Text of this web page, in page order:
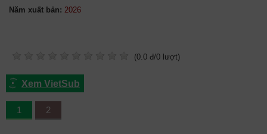
Năm xuất bản:
(0.0 đ/0 lượt)
Xem VietSub
1 2